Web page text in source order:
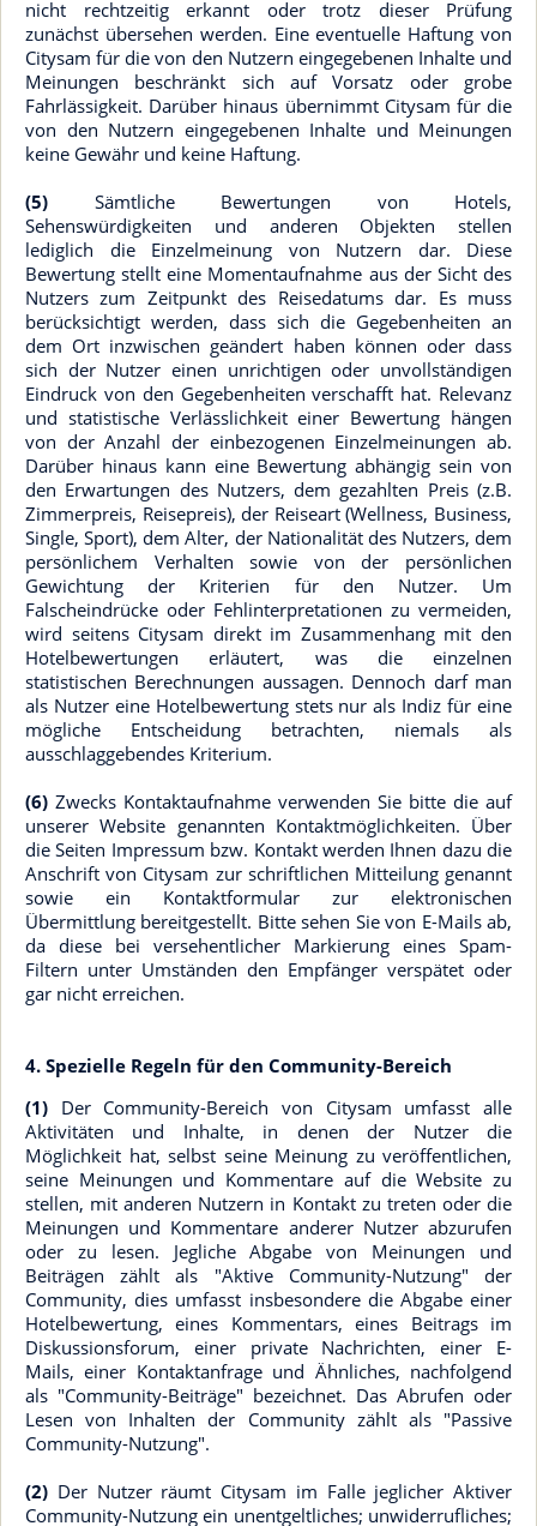
nicht rechtzeitig erkannt oder trotz dieser Prüfung
zunächst übersehen werden. Eine eventuelle Haftung von
Citysam für die von den Nutzern eingegebenen Inhalte und
Meinungen beschränkt sich auf Vorsatz oder grobe
Fahrlässigkeit. Darüber hinaus übernimmt Citysam für die
von den Nutzern eingegebenen Inhalte und Meinungen
keine Gewähr und keine Haftung.
(5) Sämtliche Bewertungen von Hotels,
Sehenswürdigkeiten und anderen Objekten stellen
lediglich die Einzelmeinung von Nutzern dar. Diese
Bewertung stellt eine Momentaufnahme aus der Sicht des
Nutzers zum Zeitpunkt des Reisedatums dar. Es muss
berücksichtigt werden, dass sich die Gegebenheiten an
dem Ort inzwischen geändert haben können oder dass
sich der Nutzer einen unrichtigen oder unvollständigen
Eindruck von den Gegebenheiten verschafft hat. Relevanz
und statistische Verlässlichkeit einer Bewertung hängen
von der Anzahl der einbezogenen Einzelmeinungen ab.
Darüber hinaus kann eine Bewertung abhängig sein von
den Erwartungen des Nutzers, dem gezahlten Preis (z.B.
Zimmerpreis, Reisepreis), der Reiseart (Wellness, Business,
Single, Sport), dem Alter, der Nationalität des Nutzers, dem
persönlichem Verhalten sowie von der persönlichen
Gewichtung der Kriterien für den Nutzer. Um
Falscheindrücke oder Fehlinterpretationen zu vermeiden,
wird seitens Citysam direkt im Zusammenhang mit den
Hotelbewertungen erläutert, was die einzelnen
statistischen Berechnungen aussagen. Dennoch darf man
als Nutzer eine Hotelbewertung stets nur als Indiz für eine
mögliche Entscheidung betrachten, niemals als
ausschlaggebendes Kriterium.
(6) Zwecks Kontaktaufnahme verwenden Sie bitte die auf
unserer Website genannten Kontaktmöglichkeiten. Über
die Seiten Impressum bzw. Kontakt werden Ihnen dazu die
Anschrift von Citysam zur schriftlichen Mitteilung genannt
sowie ein Kontaktformular zur elektronischen
Übermittlung bereitgestellt. Bitte sehen Sie von E-Mails ab,
da diese bei versehentlicher Markierung eines Spam-
Filtern unter Umständen den Empfänger verspätet oder
gar nicht erreichen.
4. Spezielle Regeln für den Community-Bereich
(1) Der Community-Bereich von Citysam umfasst alle
Aktivitäten und Inhalte, in denen der Nutzer die
Möglichkeit hat, selbst seine Meinung zu veröffentlichen,
seine Meinungen und Kommentare auf die Website zu
stellen, mit anderen Nutzern in Kontakt zu treten oder die
Meinungen und Kommentare anderer Nutzer abzurufen
oder zu lesen. Jegliche Abgabe von Meinungen und
Beiträgen zählt als "Aktive Community-Nutzung" der
Community, dies umfasst insbesondere die Abgabe einer
Hotelbewertung, eines Kommentars, eines Beitrags im
Diskussionsforum, einer private Nachrichten, einer E-
Mails, einer Kontaktanfrage und Ähnliches, nachfolgend
als "Community-Beiträge" bezeichnet. Das Abrufen oder
Lesen von Inhalten der Community zählt als "Passive
Community-Nutzung".
(2) Der Nutzer räumt Citysam im Falle jeglicher Aktiver
Community-Nutzung ein unentgeltliches; unwiderrufliches;